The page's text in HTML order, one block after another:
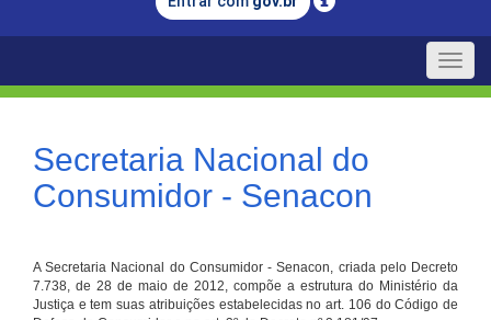
Legislação
Toggle
Secretaria Nacional do
Consumidor - Senacon
A Secretaria Nacional do Consumidor - Senacon, criada pelo Decreto
7.738, de 28 de maio de 2012, compõe a estrutura do Ministério da
Justiça e tem suas atribuições estabelecidas no art. 106 do Código de